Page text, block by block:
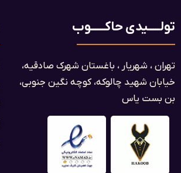
تولـــــیدی حاکــــــوب
تهران ، شهریار ، باغستان شهرک صادقیه،
خیابان شهید چالوکه، کوچه نگین جنوبی،
بن بست یاس​